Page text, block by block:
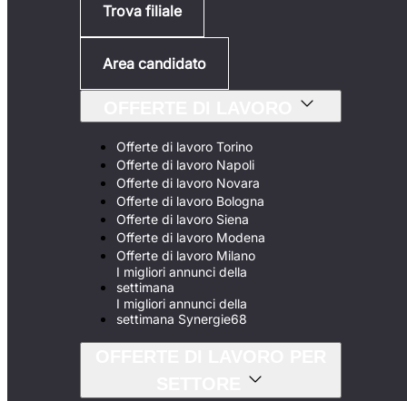
Trova filiale
Area candidato
Offerte di lavoro Torino
Offerte di lavoro Napoli
Offerte di lavoro Novara
Offerte di lavoro Bologna
Offerte di lavoro Siena
Offerte di lavoro Modena
Offerte di lavoro Milano
I migliori annunci della
settimana
I migliori annunci della
settimana Synergie68